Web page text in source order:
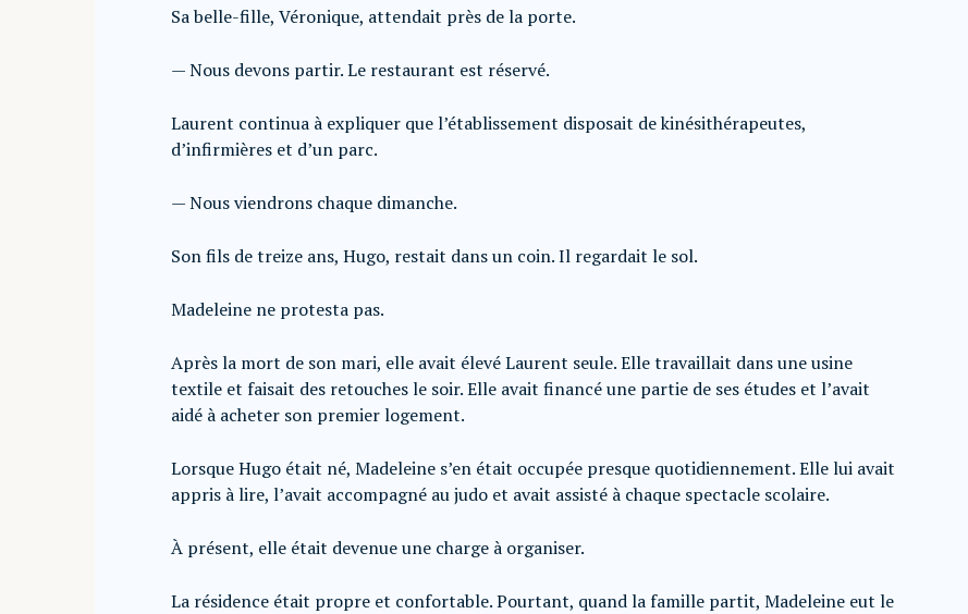
Sa belle-fille, Véronique, attendait près de la porte.
— Nous devons partir. Le restaurant est réservé.
Laurent continua à expliquer que l’établissement disposait de kinésithérapeutes,
d’infirmières et d’un parc.
— Nous viendrons chaque dimanche.
Son fils de treize ans, Hugo, restait dans un coin. Il regardait le sol.
Madeleine ne protesta pas.
Après la mort de son mari, elle avait élevé Laurent seule. Elle travaillait dans une usine
textile et faisait des retouches le soir. Elle avait financé une partie de ses études et l’avait
aidé à acheter son premier logement.
Lorsque Hugo était né, Madeleine s’en était occupée presque quotidiennement. Elle lui avait
appris à lire, l’avait accompagné au judo et avait assisté à chaque spectacle scolaire.
À présent, elle était devenue une charge à organiser.
La résidence était propre et confortable. Pourtant, quand la famille partit, Madeleine eut le